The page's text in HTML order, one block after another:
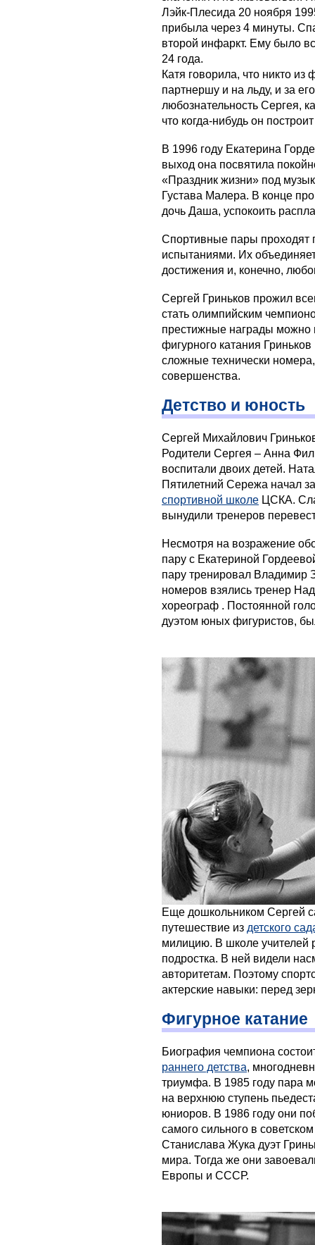
Лэйк-Плесида 20 ноября
прибыла через 4 минуты.
второй инфаркт. Ему было
24 года.
Катя говорила, что никто из
партнершу и на льду, и за
любознательность Сергея,
что когда-нибудь он
В 1996 году Екатерина
выход она посвятила
«Праздник жизни» под
Густава Малера. В конце
дочь Даша, успокоить
Спортивные пары проходят
испытаниями. Их
достижения и, конечно,
Сергей Гриньков прожил
стать олимпийским
престижные награды можно
фигурного катания
сложные технически
совершенства.
Детство и юность
Сергей Михайлович
Родители Сергея – Анна
воспитали двоих детей.
Пятилетний Сережа начал
спортивной школе ЦСКА.
вынудили тренеров
Несмотря на возражение
пару с Екатериной
пару тренировал Владимир
номеров взялись тренер
хореограф . Постоянной
дуэтом юных фигуристов,
Еще дошкольником Сергей
путешествие из детского
милицию. В школе
подростка. В ней видели
авторитетам. Поэтому
актерские навыки: перед
Фигурное катание
Биография чемпиона
раннего детства,
триумфа. В 1985 году пара
на верхнюю ступень
юниоров. В 1986 году они
самого сильного в
Станислава Жука дуэт
мира. Тогда же они
Европы и СССР.